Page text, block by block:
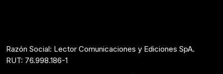
Razón Social: Lector Comunicaciones y Ediciones SpA.
RUT: 76.998.186-1